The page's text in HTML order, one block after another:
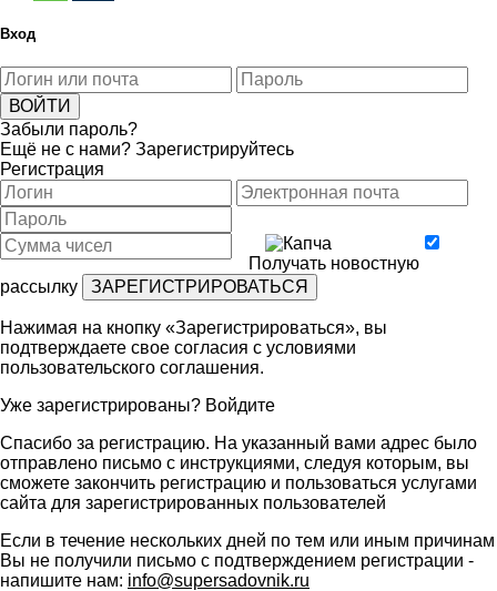
Вход
Забыли пароль?
Ещё не с нами? Зарегистрируйтесь
Регистрация
Получать новостную
рассылку
Нажимая на кнопку «Зарегистрироваться», вы
подтверждаете свое согласия с условиями
пользовательского соглашения.
Уже зарегистрированы? Войдите
Спасибо за регистрацию. На указанный вами адрес было
отправлено письмо с инструкциями, следуя которым, вы
сможете закончить регистрацию и пользоваться услугами
сайта для зарегистрированных пользователей
Если в течение нескольких дней по тем или иным причинам
Вы не получили письмо с подтверждением регистрации -
напишите нам: info@supersadovnik.ru